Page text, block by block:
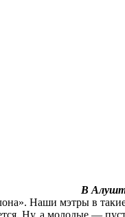
В
Наши мэтры в
Ну, а молодые —